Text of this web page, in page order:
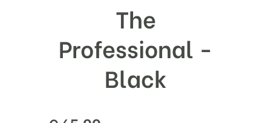
The
Professional -
Black